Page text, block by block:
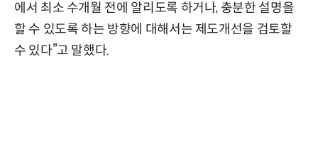
에서 최소 수개월 전에 알리도록 하거나, 충분한 설명을
할 수 있도록 하는 방향에 대해서는 제도개선을 검토할
수 있다”고 말했다.